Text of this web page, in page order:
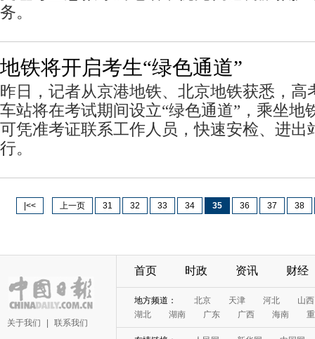
务。
地铁将开启考生“绿色通道”
昨日，记者从京港地铁、北京地铁获悉，高
车站将在考试期间设立“绿色通道”，乘坐地
可凭准考证联系工作人员，快速安检、进出
行。
|<< 上一页 31 32 33 34 35 36 37 38
关于我们 联系我们
首页 时政 资讯 财经